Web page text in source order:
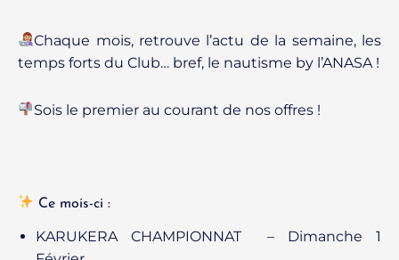
Chaque mois, retrouve l’actu de la semaine, les
temps forts du Club… bref, le nautisme by l’ANASA !
Sois le premier au courant de nos offres !
Ce mois-ci :
KARUKERA CHAMPIONNAT – Dimanche 1